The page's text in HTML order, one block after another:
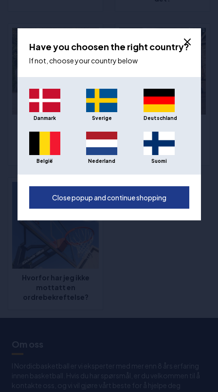
noen melding om at
sporingsnummeret til
pakken min
Hvorfor har jeg ikke
mottatt en
ordrebekreftelse?
Om oss
I Nordicbasketball er vi eksperter med mer enn 8 års erfaring
innen basketball. Hvis du har spørsmål, er du velkommen til å
kontakte oss, og vi vil gjøre vårt beste for å hjelpe deg
Have you choosen the right country?
If not, choose your country below
Danmark Sverige Deutschland
België Nederland Suomi
Close popup and continue shopping